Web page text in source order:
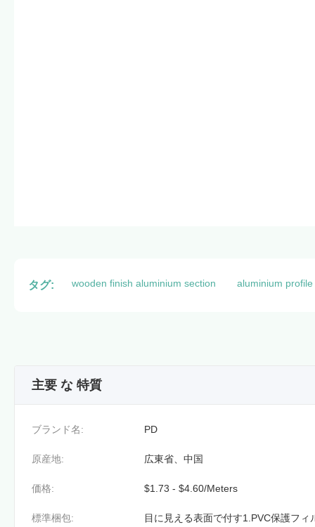
タグ: wooden finish aluminium section aluminium
主要 な 特質
ブランド名: PD
原産地: 広東省、中国
価格: $1.73 - $4.60/Meters
標準梱包:
目に見える表面で付す1.PVC保護フ